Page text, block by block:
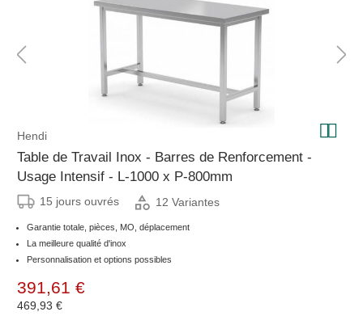
Hendi
Table de Travail Inox - Barres de Renforcement -
Usage Intensif - L-1000 x P-800mm
15 jours ouvrés 12 Variantes
Garantie totale, pièces, MO, déplacement
La meilleure qualité d'inox
Personnalisation et options possibles
391,61 €
469,93 €